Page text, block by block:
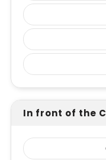
In front of the